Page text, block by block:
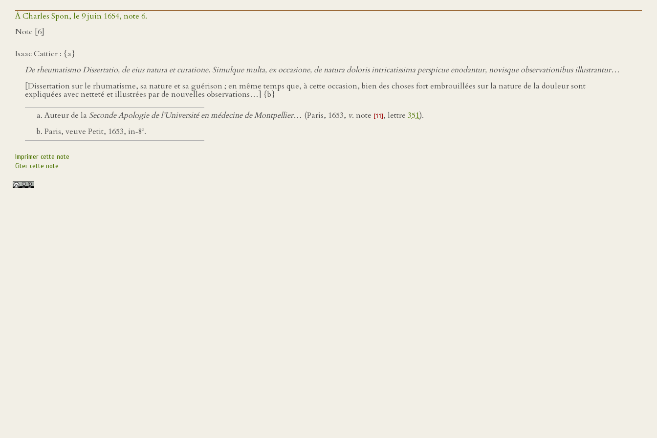
À Charles Spon, le 9 juin 1654, note 6.
Note [6]
Isaac Cattier : {a}
De rheumatismo Dissertatio, de eius natura et curatione. Simulque multa, ex occasione, de natura doloris intricatissima perspicue enodantur, novisque observationibus illustrantur…
[Dissertation sur le rhumatisme, sa nature et sa guérison ; en même temps que, à cette occasion, bien des choses fort embrouillées sur la nature de la douleur sont
expliquées avec netteté et illustrées par de nouvelles observations…] {b}
Auteur de la Seconde Apologie de l’Université en médecine de Montpellier… (Paris, 1653, v. note [11], lettre 351).
Paris, veuve Petit, 1653, in‑8o.
Imprimer cette note
Citer cette note